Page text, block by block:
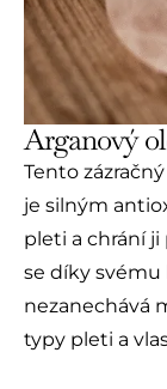
Arganový
Tento
je silným
pleti a chrání
se díky svému
nezanechává
typy pleti a